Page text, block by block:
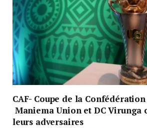
CAF- Coupe de la
Maniema Union et DC Virunga
leurs adversaires